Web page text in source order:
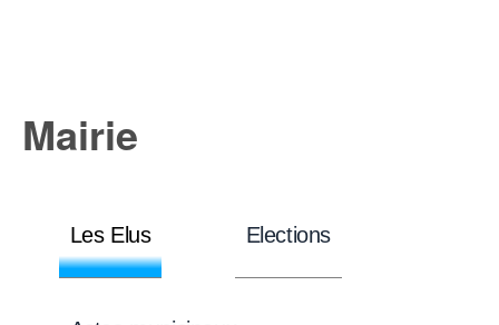
Mairie
Les Elus Elections